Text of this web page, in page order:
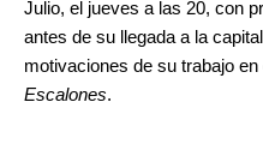
Julio, el jueves a las 20, con
antes de su llegada a la
motivaciones de su trabajo
Escalones.